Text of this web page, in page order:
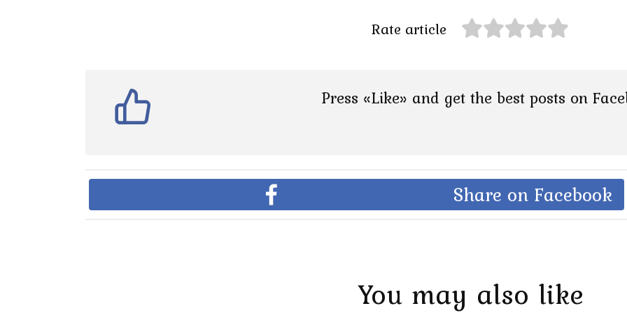
Rate article
Press «Like» and get the best posts on
Share on Facebook
You may also like